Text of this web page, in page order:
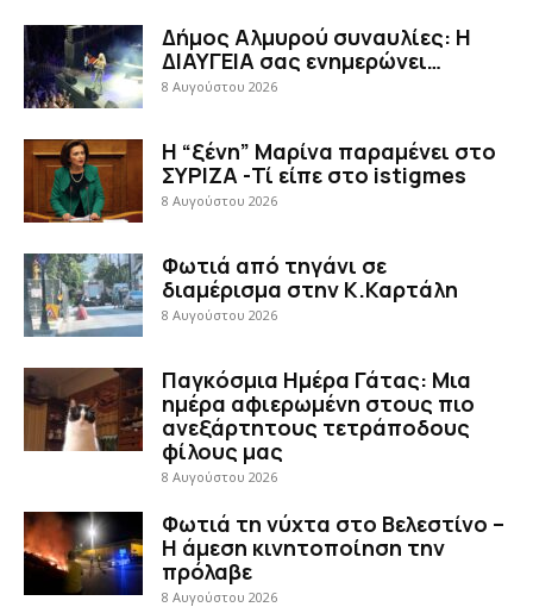
Δήμος Αλμυρού συναυλίες: Η
ΔΙΑΥΓΕΙΑ σας ενημερώνει…
8 Αυγούστου 2026
Η “ξένη” Μαρίνα παραμένει στο
ΣΥΡΙΖΑ -Τί είπε στο istigmes
8 Αυγούστου 2026
Φωτιά από τηγάνι σε
διαμέρισμα στην Κ.Καρτάλη
8 Αυγούστου 2026
Παγκόσμια Ημέρα Γάτας: Μια
ημέρα αφιερωμένη στους πιο
ανεξάρτητους τετράποδους
φίλους μας
8 Αυγούστου 2026
Φωτιά τη νύχτα στο Βελεστίνο –
Η άμεση κινητοποίηση την
πρόλαβε
8 Αυγούστου 2026